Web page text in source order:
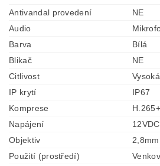
Antivandal provedení
NE
Audio
Barva
Bílá
Blikač
NE
Citlivost
IP krytí
IP67
Komprese
Napájení
Objektiv
2,8mm
Použití (prostředí)